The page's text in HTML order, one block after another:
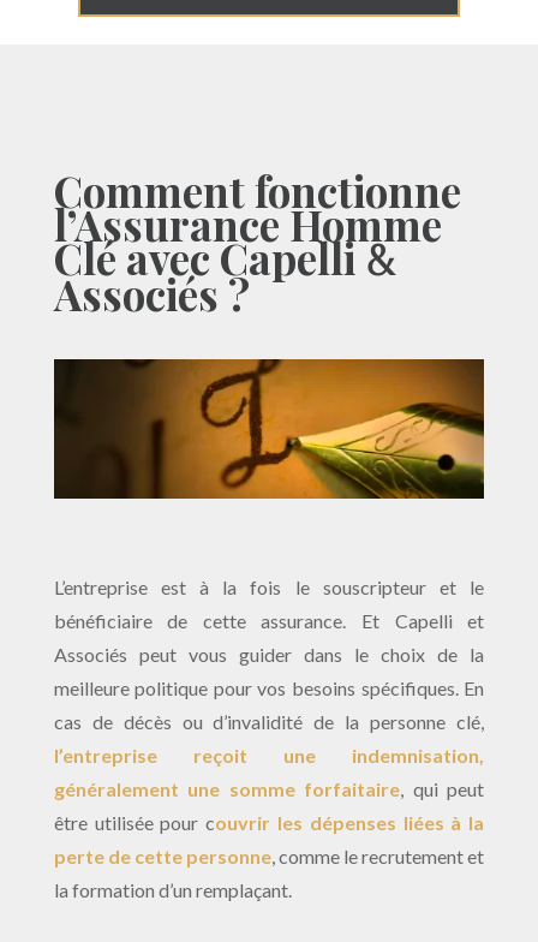
Comment fonctionne
l’Assurance Homme
Clé avec Capelli&
Associés ?
L’entreprise est à la fois le souscripteur et le
bénéficiaire de cette assurance. Et Capelli et
Associés peut vous guider dans le choix de la
meilleure politique pour vos besoins spécifiques. En
cas de décès ou d’invalidité de la personne clé,
l’entreprise reçoit une indemnisation,
généralement une somme forfaitaire, qui peut
être utilisée pour couvrir les dépenses liées à la
perte de cette personne, comme le recrutement et
la formation d’un remplaçant.